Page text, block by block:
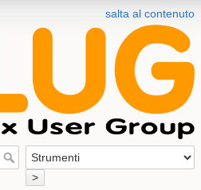
salta al contenuto
>